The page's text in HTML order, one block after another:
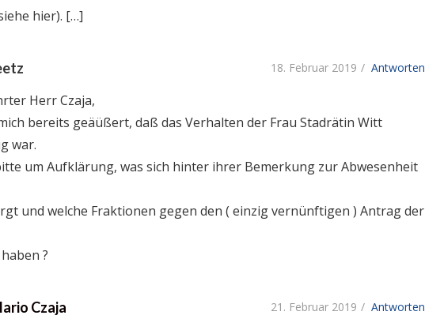
hier). […]
18. Februar 2019 Antworten
Herr Czaja,
bereits geäüßert, daß das Verhalten der Frau Stadrätin Witt
war.
um Aufklärung, was sich hinter ihrer Bemerkung zur Abwesenheit
und welche Fraktionen gegen den ( einzig vernünftigen ) Antrag der
?
Czaja 21. Februar 2019 Antworten